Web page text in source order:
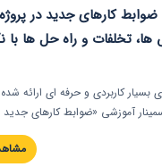
کارهای جدید در
ها، تخلفات و راه حل ها با
بسیار کاربردی و حرفه‏ ای ارائه
آموزشی «ضوابط کارهای جدید
ها، تخلفات و راه حل ها با نگرش
شرکت های ساختمانی کشور